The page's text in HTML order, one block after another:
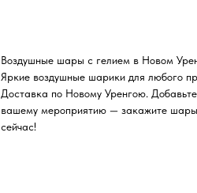
Воздушные шары с гелием в Новом
Яркие воздушные шарики для любого
Доставка по Новому Уренгою.
вашему мероприятию — закажите
сейчас!